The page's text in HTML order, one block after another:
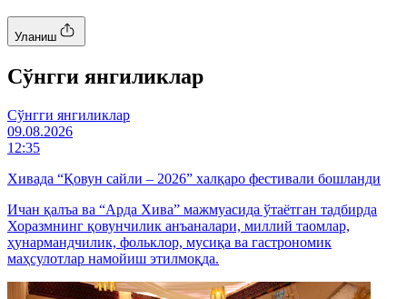
Уланиш
Cўнгги янгиликлар
Cўнгги янгиликлар
09.08.2026
12:35
Хивада “Қовун сайли – 2026” халқаро фестивали бошланди
Ичан қалъа ва “Арда Хива” мажмуасида ўтаётган тадбирда
Хоразмнинг қовунчилик анъаналари, миллий таомлар,
ҳунармандчилик, фольклор, мусиқа ва гастрономик
маҳсулотлар намойиш этилмоқда.